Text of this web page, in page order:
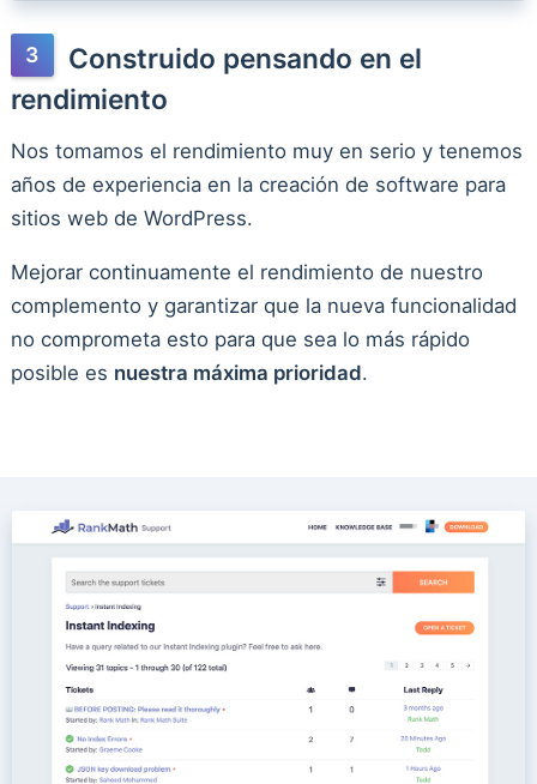
Construido pensando en el
rendimiento
Nos tomamos el rendimiento muy en serio y tenemos
años de experiencia en la creación de software para
sitios web de WordPress.
Mejorar continuamente el rendimiento de nuestro
complemento y garantizar que la nueva funcionalidad
no comprometa esto para que sea lo más rápido
posible es nuestra máxima prioridad.